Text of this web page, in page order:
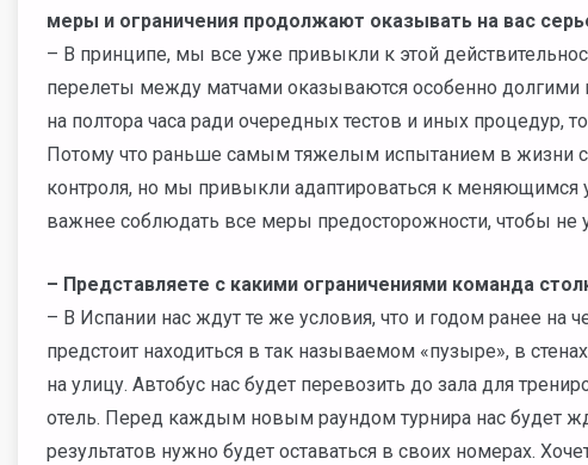
меры и ограничения продолжают оказывать на вас
– В принципе, мы все уже привыкли к этой
перелеты между матчами оказываются особенно
на полтора часа ради очередных тестов и иных процедур,
Потому что раньше самым тяжелым испытанием в жизни
контроля, но мы привыкли адаптироваться к меняющимся
важнее соблюдать все меры предосторожности, чтобы не
– Представляете с какими ограничениями команда
– В Испании нас ждут те же условия, что и годом ранее на
предстоит находиться в так называемом «пузыре», в
на улицу. Автобус нас будет перевозить до зала для
отель. Перед каждым новым раундом турнира нас будет
результатов нужно будет оставаться в своих номерах.